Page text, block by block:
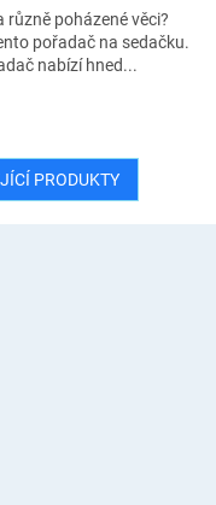
poházené věci?
pořadač na sedačku.
nabízí hned...
PRODUKTY